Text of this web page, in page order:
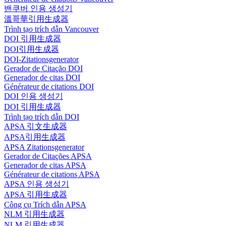
밴쿠버 인용 생성기
溫哥華引用生成器
Trình tạo trích dẫn Vancouver
DOI 引用生成器
DOI引用生成器
DOI-Zitationsgenerator
Gerador de Citação DOI
Generador de citas DOI
Générateur de citations DOI
DOI 인용 생성기
DOI 引用生成器
Trình tạo trích dẫn DOI
APSA 引文生成器
APSA引用生成器
APSA Zitationsgenerator
Gerador de Citações APSA
Generador de citas APSA
Générateur de citations APSA
APSA 인용 생성기
APSA 引用生成器
Công cụ Trích dẫn APSA
NLM 引用生成器